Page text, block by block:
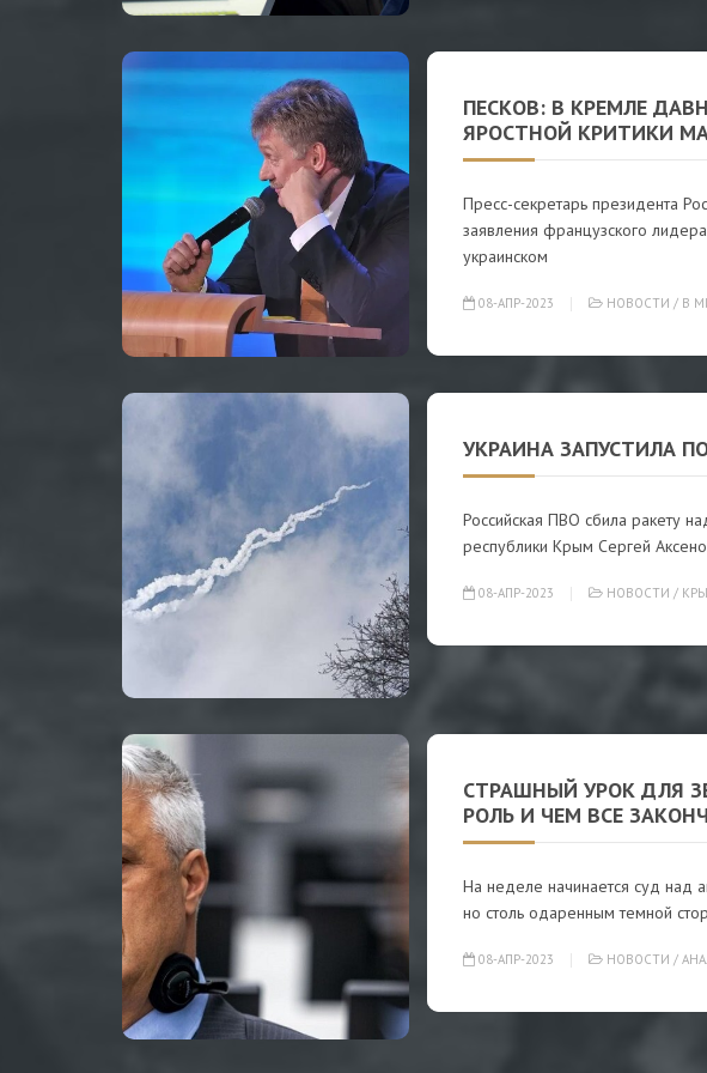
ПЕСКОВ: В КРЕМЛЕ
ЯРОСТНОЙ КРИТИКИ
Пресс-секретарь президента
заявления французского
украинском
08-АПР-2023 НОВОСТИ / В
УКРАИНА ЗАПУСТИЛА
Российская ПВО сбила ракету
республики Крым Сергей
08-АПР-2023 НОВОСТИ /
СТРАШНЫЙ УРОК ДЛЯ
РОЛЬ И ЧЕМ ВСЕ
На неделе начинается суд над
но столь одаренным темной
08-АПР-2023 НОВОСТИ /